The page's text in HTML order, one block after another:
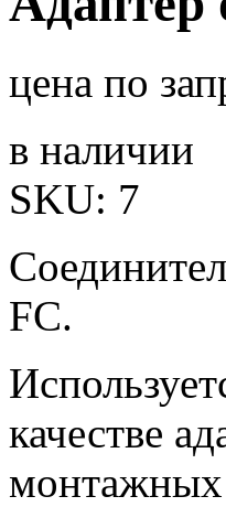
цена по
в наличии
SKU: 7
FC.
качестве
монтажных